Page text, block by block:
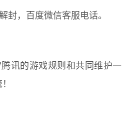
封，百度微信客服电话。
讯的游戏规则和共同维护一